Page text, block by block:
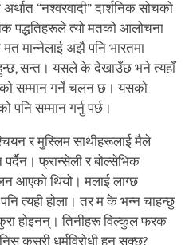
“नश्वरवादी” दार्शनिक सोचको
पद्धतिहरूले त्यो मतको आलोचना
मत मान्नेलाई अझै पनि भारतमा
सन्त। यसले के देखाउँछ भने त्यहाँ
सम्मान गर्ने चलन छ। यसको
पनि सम्मान गर्नु पर्छ।
र मुस्लिम साथीहरूलाई मैले
पर्दैन। फ्रान्सेली र बोल्सेभिक
आएको थियो। मलाई लाग्छ
त्यही होला। तर म के भन्न चाहन्छु
होइनन्। तिनीहरू विल्कुल फरक
कसरी धर्मविरोधी हुन सक्छ?